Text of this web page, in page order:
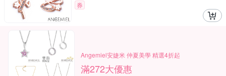
券
Angemiel安婕米 仲夏美學 精選4折起
滿272大優惠